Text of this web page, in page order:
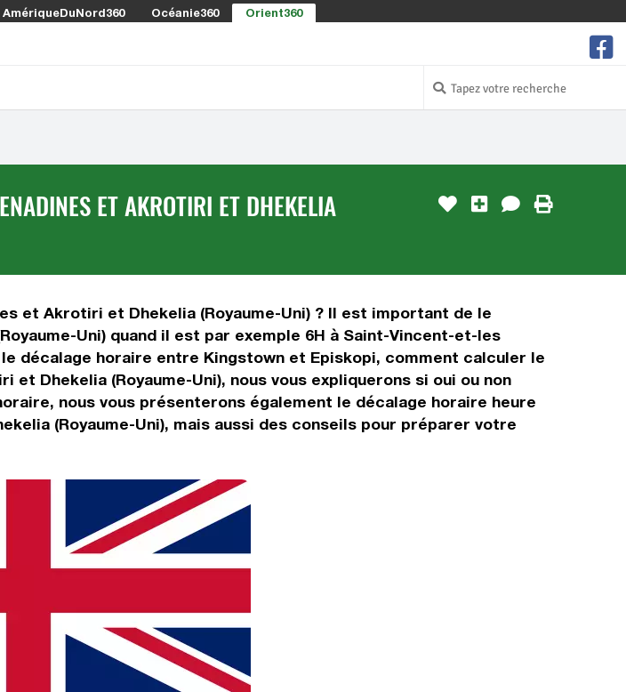
AmériqueDuNord360 Océanie360 Orient360
ET AKROTIRI ET DHEKELIA
et Akrotiri et Dhekelia (Royaume-Uni) ? Il est important de le
Uni) quand il est par exemple 6H à Saint-Vincent-et-les
décalage horaire entre Kingstown et Episkopi, comment calculer le
Dhekelia (Royaume-Uni), nous vous expliquerons si oui ou non
nous vous présenterons également le décalage horaire heure
(Royaume-Uni), mais aussi des conseils pour préparer votre